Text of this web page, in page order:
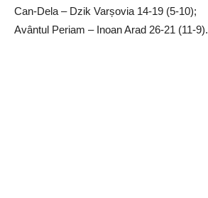
Can-Dela – Dzik Varșovia 14-19 (5-10);
Avântul Periam – Inoan Arad 26-21 (11-9).